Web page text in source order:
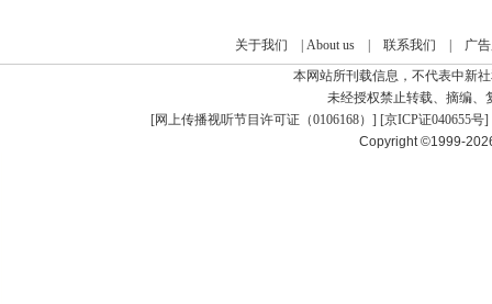
关于我们 About us| 联系我们
广
本网站所刊载信息，不代表中新
未经授权禁止转载、摘编、
[网上传播视听节目许可证（0106168） ] [京ICP证040655号]
Copyright ©1999-